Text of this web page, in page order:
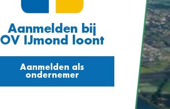
Aanmelden bij
OV IJmond loont
Aanmelden als
ondernemer